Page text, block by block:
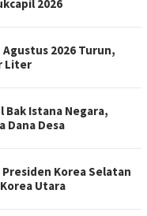
2026
Agustus 2026 Turun,
Liter
Bak Istana Negara,
Dana Desa
Korea Selatan
Utara